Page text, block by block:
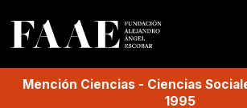
Mención Ciencias- Ciencias
1995